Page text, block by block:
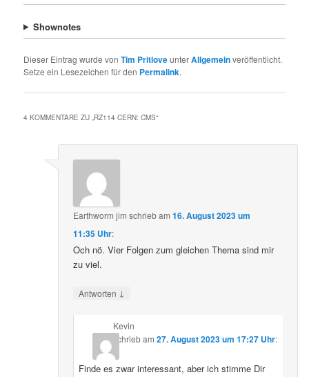
Shownotes
Dieser Eintrag wurde vonTim PritloveunterAllgemeinveröffentlicht.
Setze ein Lesezeichen für den Permalink.
4 KOMMENTARE ZU „ RZ114 CERN: CMS“
Earthworm jim schriebam16. August 2023 um
11:35 Uhr:
Och nö. Vier Folgen zum gleichen Thema sind mir
zu viel.
Antworten ↓
Kevin
schriebam 27. August 2023 um 17:27 Uhr:
Finde es zwar interessant, aber ich stimme Dir